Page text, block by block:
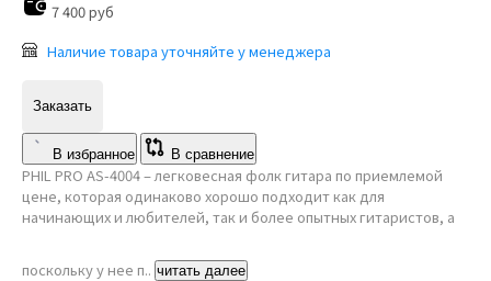
7 400 руб
Наличие товара уточняйте у менеджера
Заказать
В избранное В сравнение
PHIL PRO AS-4004 – легковесная фолк гитара по приемлемой
цене, которая одинаково хорошо подходит как для
начинающих и любителей, так и более опытных гитаристов, а
поскольку у нее п.. читать далее